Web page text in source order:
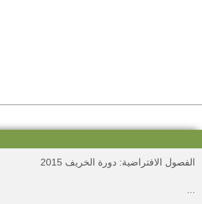
الافتراضية: دورة الخريف 2015